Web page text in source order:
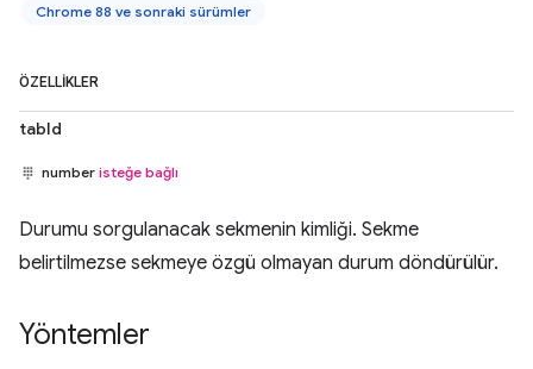
Chrome 88 ve sonraki sürümler
ÖZELLIKLER
tabId
number isteğe bağlı
Durumu sorgulanacak sekmenin kimliği. Sekme
belirtilmezse sekmeye özgü olmayan durum döndürülür.
Yöntemler